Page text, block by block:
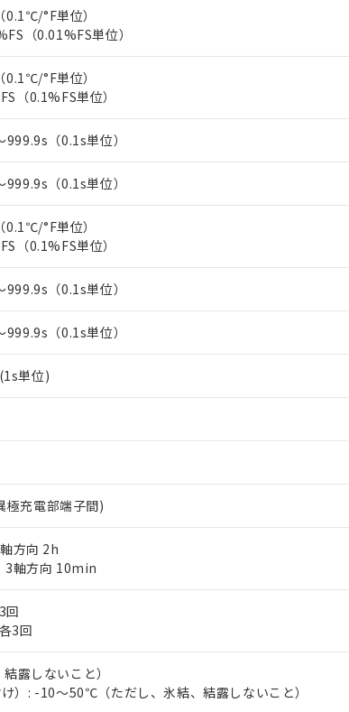
°F単位）
（0.01%FS単位）
°F単位）
（0.1%FS単位）
（0.1s単位）
（0.1s単位）
°F単位）
（0.1%FS単位）
（0.1s単位）
（0.1s単位）
単位)
充電部端子間)
方向 2h
3軸方向 10min
回
3回
露しないこと）
）: -10～50℃（ただし、氷結、結露しないこと）
さい。
や当社販売拠点は「
結果を当社の事前の承諾なく第三者に漏洩または開示しな
スト作成サービス）をご利用いただくには、I-Webメンバ
上で当社にご登録された部品リストについて、当社および
、"個人情報の共同利用に関して"
より、予定月が前後することがあります。
ード
ードすることができます。
含有証明書
基準）
有を証明するもので、過去に遡って非含有を証明するも
ステル類４物質の対応では、対応完了までの期間は出
日を記載しておりました。
替を完了していることから、特段のことがない限り、
すべてが基準値以下であることを示します。
いて有害物質が外部に漏えいし、環境に深刻な影響を及
部門へお問い合わせください。
者に販売する場合は、上記1、2および3の内容を当該第三
び販売に係わる関係者が違法に輸出するおそれがある場合
が在庫あり
売員にご確認ください)